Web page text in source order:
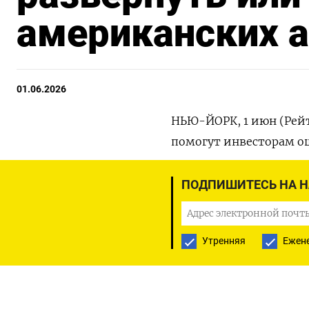
ПОДПИШИТЕСЬ НА
Утренняя
американских
01.06.2026
НЬЮ-ЙОРК, 1 июн
помогут инвесторам
повышения
акций.
Параллельно
инфраструктуры для